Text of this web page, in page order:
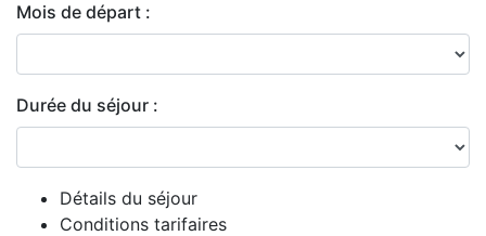
Mois de départ :
Durée du séjour :
Détails du séjour
Conditions tarifaires